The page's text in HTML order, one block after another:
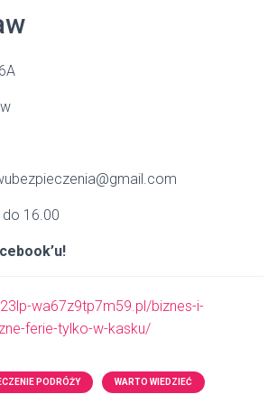
16.00
wa67z9tp7m59.pl/biznes-i-
ferie-tylko-w-kasku/
PODRÓŻY WARTO WIEDZIEĆ